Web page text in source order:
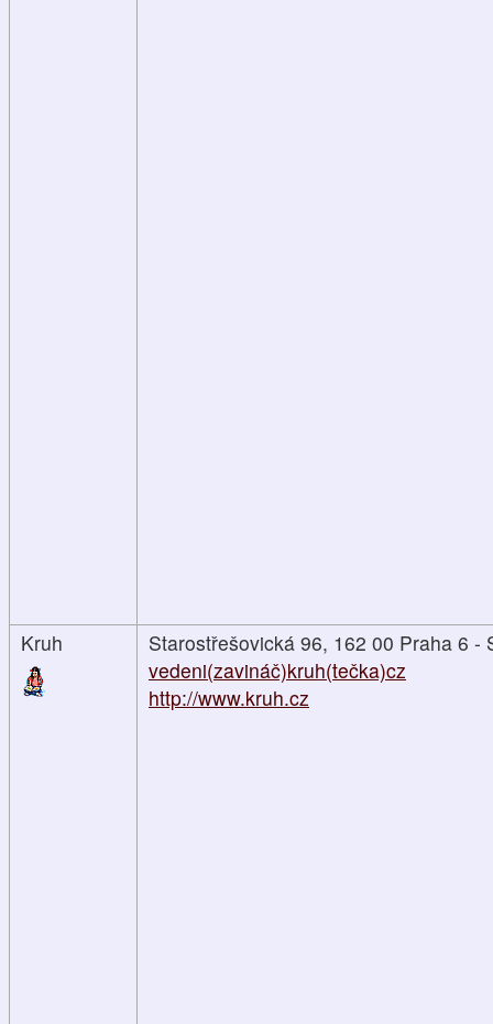
Kruh
Starostřešovická 96, 162 00 Praha 6 -
vedeni(zavináč)kruh(tečka)cz
http://www.kruh.cz